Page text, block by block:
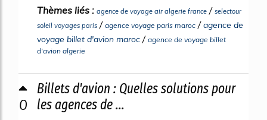
Thèmes liés : agence de voyage air algerie france / selectour
soleil voyages paris / agence voyage paris maroc /agence de
voyage billet d'avion maroc / agence de voyage billet
d'avion algerie
0
Billets d'avion : Quelles solutions pour
les agences de ...